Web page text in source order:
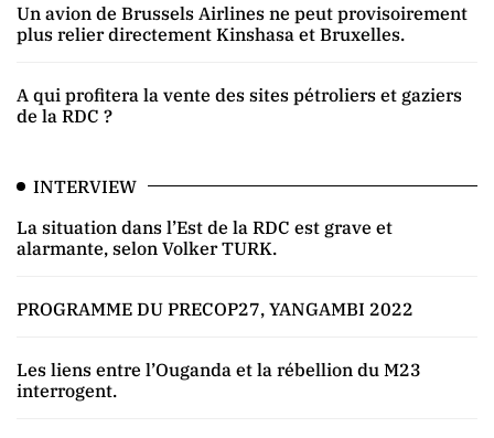
Un avion de Brussels Airlines ne peut provisoirement
plus relier directement Kinshasa et Bruxelles.
A qui profitera la vente des sites pétroliers et gaziers
de la RDC ?
INTERVIEW
La situation dans l’Est de la RDC est grave et
alarmante, selon Volker TURK.
PROGRAMME DU PRECOP27, YANGAMBI 2022
Les liens entre l’Ouganda et la rébellion du M23
interrogent.